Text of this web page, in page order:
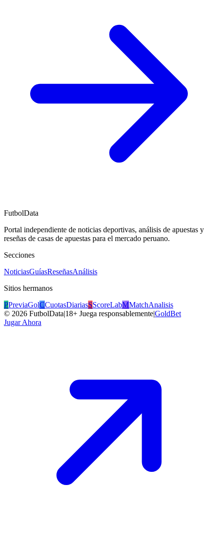
FutbolData
Portal independiente de noticias deportivas, análisis de apuestas y
reseñas de casas de apuestas para el mercado peruano.
Secciones
NoticiasGuíasReseñasAnálisis
Sitios hermanos
PPreviaGolCCuotasDiariasSScoreLabMMatchAnalisis
© 2026 FutbolData|18+ Juega responsablemente|GoldBet
Jugar Ahora